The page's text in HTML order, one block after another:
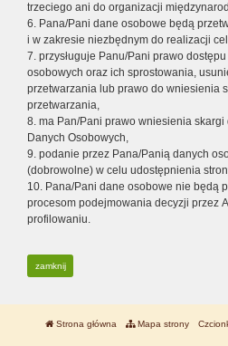
trzeciego ani do organizacji
6. Pana/Pani dane osobowe będą
i w zakresie niezbędnym do realizacji
7. przysługuje Panu/Pani prawo
osobowych oraz ich sprostowania,
przetwarzania lub prawo do wniesienia
przetwarzania,
8. ma Pan/Pani prawo wniesienia
Danych Osobowych,
9. podanie przez Pana/Panią danych
(dobrowolne) w celu udostępnienia
10. Pana/Pani dane osobowe nie będą
procesom podejmowania decyzji przez
profilowaniu.
zamknij
Strona główna Mapa strony